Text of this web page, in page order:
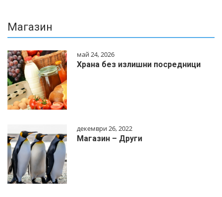
Магазин
май 24, 2026
Храна без излишни посредници
декември 26, 2022
Магазин – Други